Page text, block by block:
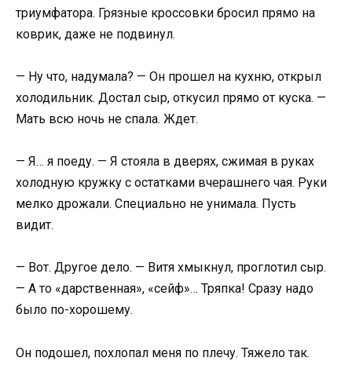
триумфатора. Грязные кроссовки бросил прямо на
коврик, даже не подвинул.
— Ну что, надумала? — Он прошел на кухню, открыл
холодильник. Достал сыр, откусил прямо от куска. —
Мать всю ночь не спала. Ждет.
— Я… я поеду. — Я стояла в дверях, сжимая в руках
холодную кружку с остатками вчерашнего чая. Руки
мелко дрожали. Специально не унимала. Пусть
видит.
— Вот. Другое дело. — Витя хмыкнул, проглотил сыр.
— А то «дарственная», «сейф»… Тряпка! Сразу надо
было по-хорошему.
Он подошел, похлопал меня по плечу. Тяжело так.